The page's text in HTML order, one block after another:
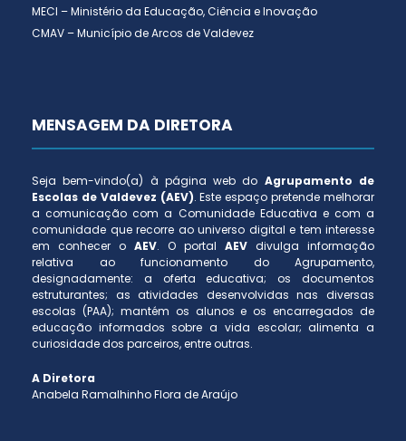
MECI – Ministério da Educação, Ciência e Inovação
CMAV – Município de Arcos de Valdevez
MENSAGEM DA DIRETORA
Seja bem-vindo(a) à página web do Agrupamento de
Escolas de Valdevez (AEV). Este espaço pretende melhorar
a comunicação com a Comunidade Educativa e com a
comunidade que recorre ao universo digital e tem interesse
em conhecer o AEV. O portal AEV divulga informação
relativa ao funcionamento do Agrupamento,
designadamente: a oferta educativa; os documentos
estruturantes; as atividades desenvolvidas nas diversas
escolas (PAA); mantém os alunos e os encarregados de
educação informados sobre a vida escolar; alimenta a
curiosidade dos parceiros, entre outras.
A Diretora
Anabela Ramalhinho Flora de Araújo